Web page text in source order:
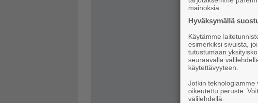
mainoksia.
Hyväksymällä
Käytämme
esimerkiksi sivuista,
tutustumaan
seuraavalla
käytettävyyteen.
Jotkin teknologiamme
oikeutettu peruste.
välilehdellä.